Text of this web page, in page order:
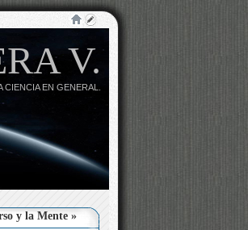
V.
EN GENERAL.
y la Mente »